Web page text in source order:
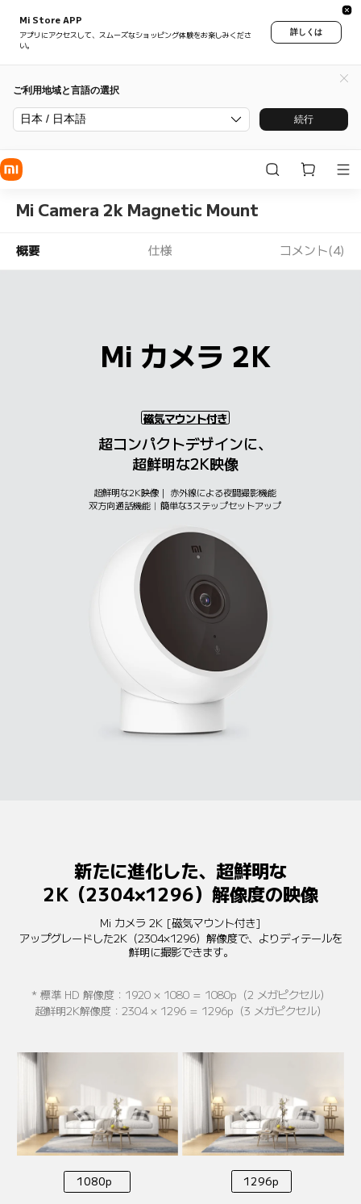
Mi Store APP
アプリにアクセスして、スムーズなショッピング体験をお楽しみくださ
い。
詳しくは
ご利用地域と言語の選択
日本 / 日本語 続行
Mi Camera 2k Magnetic Mount
概要 仕様 コメント(4)
Mi カメラ 2K
磁気マウント付き
超コンパクトデザインに、
超鮮明な2K映像
超鮮明な2K映像｜ 赤外線による夜間撮影機能
双方向通話機能︱簡単な3ステップセットアップ
新たに進化した、超鮮明な
2K（2304×1296）解像度の映像
Mi カメラ 2K [磁気マウント付き]
アップグレードした2K（2304×1296）解像度で、よりディテールを
鮮明に撮影できます。
* 標準 HD 解像度：1920 × 1080 = 1080p（2 メガピクセル）
超鮮明2K解像度：2304 × 1296 = 1296p（3 メガピクセル）
1080p 1296p